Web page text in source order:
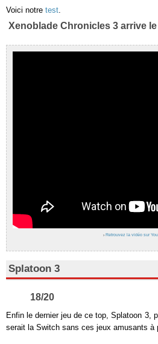
Voici notre test.
Xenoblade Chronicles 3 arrive
› Retrouvez la vidéo sur
Splatoon 3
18/20
Enfin le dernier jeu de ce top, Splatoon 3,
serait la Switch sans ces jeux amusants à